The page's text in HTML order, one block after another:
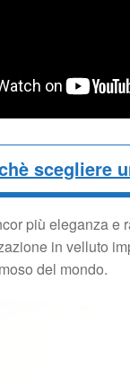
scegliere
più eleganza
in velluto
del mondo.